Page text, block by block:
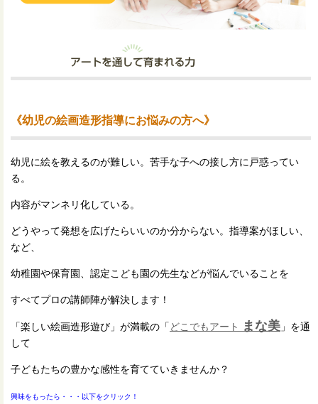
《幼児の絵画造形指導にお悩みの方へ》
幼児に絵を教えるのが難しい。苦手な子への接し方に戸惑ってい
る。
内容がマンネリ化している。
どうやって発想を広げたらいいのか分からない。指導案がほしい、
など、
幼稚園や保育園、認定こども園の先生などが悩んでいることを
すべてプロの講師陣が解決します！
「楽しい絵画造形遊び」が満載の「 どこでもアート まな美 」を通
して
子どもたちの豊かな感性を育てていきませんか？
興味をもったら・・・以下をクリック！